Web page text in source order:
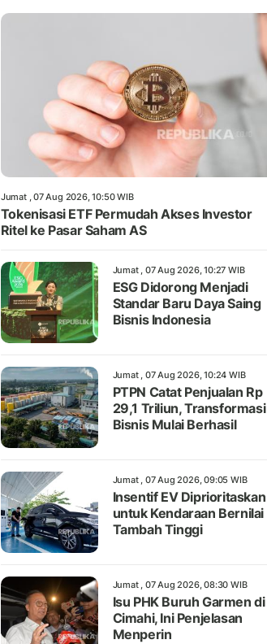
Jumat , 07 Aug 2026, 10:50 WIB
Tokenisasi ETF Permudah Akses Investor
Ritel ke Pasar Saham AS
Jumat , 07 Aug 2026, 10:27 WIB
ESG Didorong Menjadi
Standar Baru Daya Saing
Bisnis Indonesia
Jumat , 07 Aug 2026, 10:24 WIB
PTPN Catat Penjualan Rp
29,1 Triliun, Transformasi
Bisnis Mulai Berhasil
Jumat , 07 Aug 2026, 09:05 WIB
Insentif EV Diprioritaskan
untuk Kendaraan Bernilai
Tambah Tinggi
Jumat , 07 Aug 2026, 08:30 WIB
Isu PHK Buruh Garmen di
Cimahi, Ini Penjelasan
Menperin